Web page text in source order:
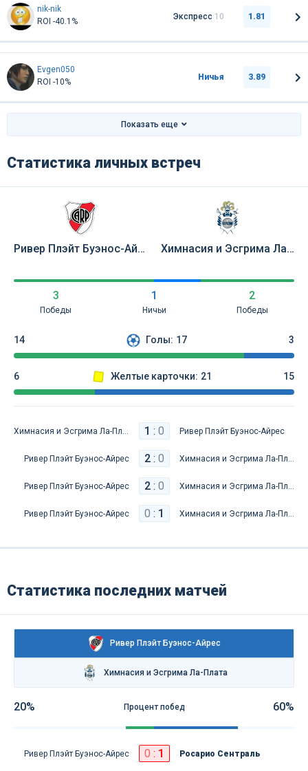
nik-nik
ROI -40.1%
Экспресс 10 1.81
Evgen050
ROI -10%
Ничья 3.89
Показать еще
Статистика личных встреч
Ривер Плэйт Буэнос-Айрес
3
Победы
1
Ничьи
2
Победы
Химнасия и Эсгрима Ла-Плата
14 Голы: 17 3
6 Желтые карточки: 21 15
Химнасия и Эсгрима Ла-Плата 1 : 0 Ривер Плэйт Буэнос-Айрес
Ривер Плэйт Буэнос-Айрес 2: 0 Химнасия и Эсгрима Ла-Плата
Ривер Плэйт Буэнос-Айрес 2: 0 Химнасия и Эсгрима Ла-Плата
Ривер Плэйт Буэнос-Айрес 0 : 1 Химнасия и Эсгрима Ла-Плата
Статистика последних матчей
Ривер Плэйт Буэнос-Айрес
Химнасия и Эсгрима Ла-Плата
20% Процент побед 60%
Ривер Плэйт Буэнос-Айрес 0 : 1 Росарио Сентраль